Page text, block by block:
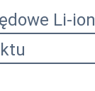
Li-